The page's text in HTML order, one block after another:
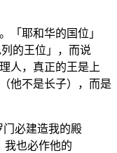
「耶和华的国位」
的王位」，而说
人，真正的王是上
他不是长子），而是
必建造我的殿
我也必作他的